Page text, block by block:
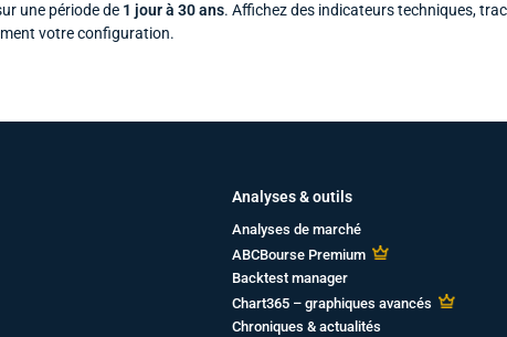
une période de 1 jour à 30 ans. Affichez des indicateurs techniques,
votre configuration.
Analyses & outils
Analyses de marché
ABCBourse Premium
Backtest manager
Chart365 – graphiques avancés
Chroniques & actualités